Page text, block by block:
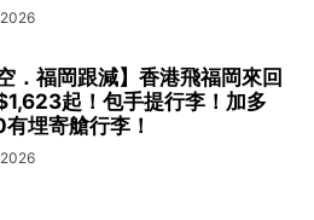
空．福岡跟減】香港飛福岡來回
起！包手提行李！加多
埋寄艙行李！